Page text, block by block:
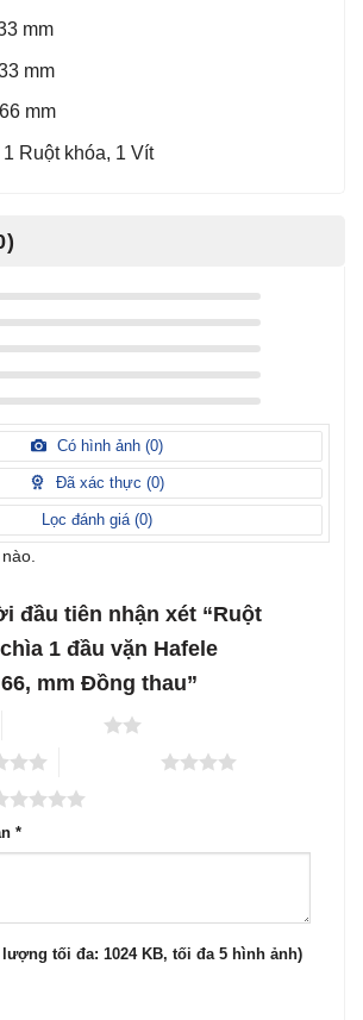
mm
mm
mm
Ruột khóa, 1 Vít
Có hình ảnh (0)
Đã xác thực (0)
Lọc đánh giá (0)
đầu tiên nhận xét “Ruột
1 đầu vặn Hafele
mm Đồng thau”
*
lượng tối đa: 1024 KB, tối đa 5 hình ảnh)